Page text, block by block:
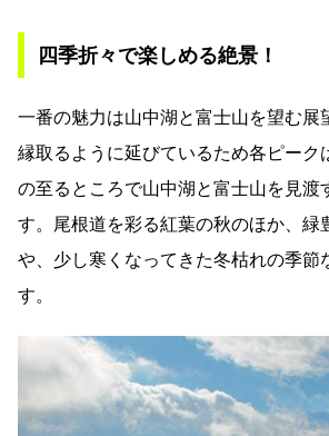
四季折々で楽しめる絶景！
一番の魅力は山中湖と富士山を望む展
縁取るように延びているため各ピーク
の至るところで山中湖と富士山を見渡
す。尾根道を彩る紅葉の秋のほか、緑
や、少し寒くなってきた冬枯れの季節
す。